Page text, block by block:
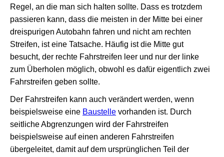
Regel, an die man sich halten sollte. Dass es trotzdem
passieren kann, dass die meisten in der Mitte bei einer
dreispurigen Autobahn fahren und nicht am rechten
Streifen, ist eine Tatsache. Häufig ist die Mitte gut
besucht, der rechte Fahrstreifen leer und nur der linke
zum Überholen möglich, obwohl es dafür eigentlich zwei
Fahrstreifen geben sollte.
Der Fahrstreifen kann auch verändert werden, wenn
beispielsweise eine Baustelle vorhanden ist. Durch
seitliche Abgrenzungen wird der Fahrstreifen
beispielsweise auf einen anderen Fahrstreifen
übergeleitet, damit auf dem ursprünglichen Teil der